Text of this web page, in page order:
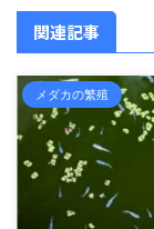
関連記事
メダカの繁殖